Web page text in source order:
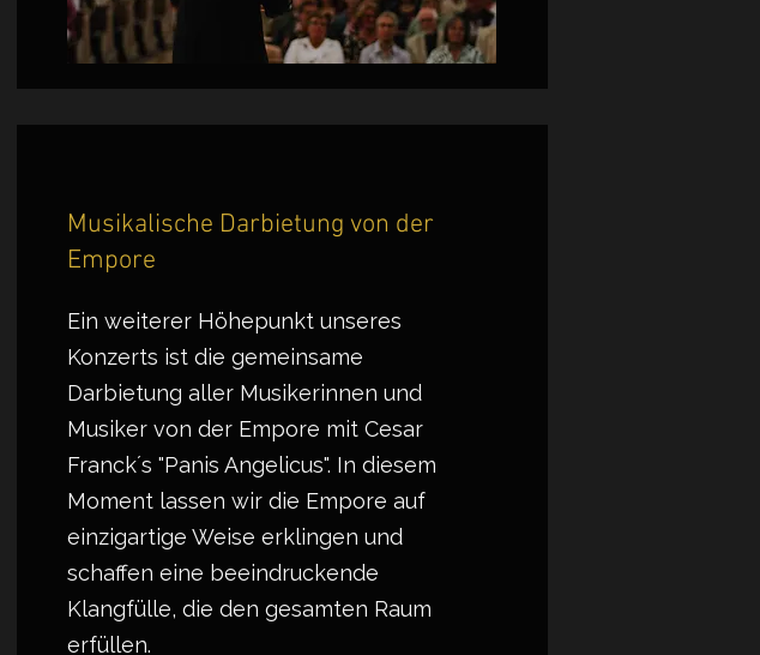
Musikalische Darbietung von der
Empore
Ein weiterer Höhepunkt unseres
Konzerts ist die gemeinsame
Darbietung aller Musikerinnen und
Musiker von der Empore mit Cesar
Franck´s "Panis Angelicus". In diesem
Moment lassen wir die Empore auf
einzigartige Weise erklingen und
schaffen eine beeindruckende
Klangfülle, die den gesamten Raum
erfüllen.